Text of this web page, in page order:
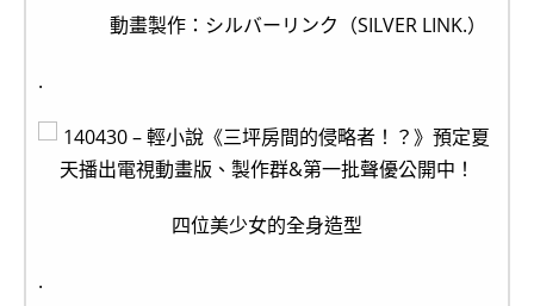
動畫製作：シルバーリンク（SILVER LINK.）
.
四位美少女的全身造型
.